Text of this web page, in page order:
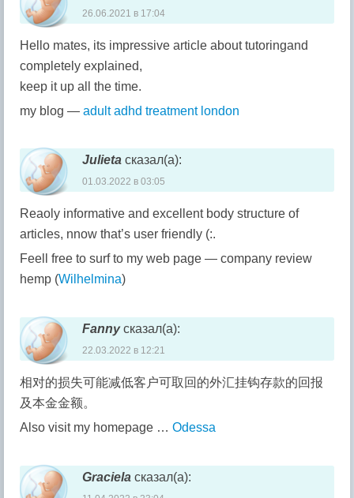
26.06.2021 в 17:04
Hello mates, its impressive article about tutoringand
completely explained,
keep it up all the time.
my blog — adult adhd treatment london
Julieta сказал(а):
01.03.2022 в 03:05
Reaoly informative and excellent body structure of
articles, nnow that’s user friendly (:.
Feell free to surf to my web page — company review
hemp (Wilhelmina)
Fanny сказал(а):
22.03.2022 в 12:21
相对的损失可能减低客户可取回的外汇挂钩存款的回报
及本金金额。
Also visit my һomepage … Odessa
Graciela сказал(а):